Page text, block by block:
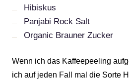
Hibiskus
Panjabi Rock Salt
Organic Brauner Zucker
Wenn ich das Kaffeepeeling
ich auf jeden Fall mal die Sorte